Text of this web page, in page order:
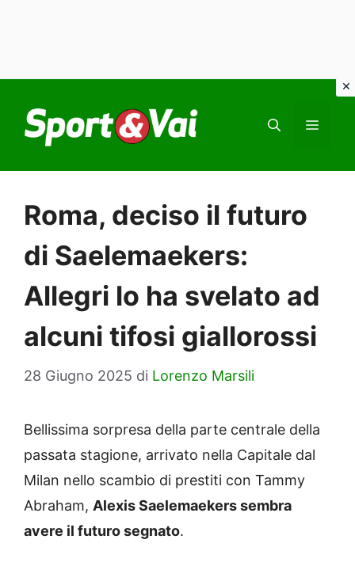
contenuto
Roma, deciso il futuro
di Saelemaekers:
Allegri lo ha svelato ad
alcuni tifosi giallorossi
28 Giugno 2025 di Lorenzo Marsili
Bellissima sorpresa della parte centrale della
passata stagione, arrivato nella Capitale dal
Milan nello scambio di prestiti con Tammy
Abraham, Alexis Saelemaekers sembra
avere il futuro segnato.